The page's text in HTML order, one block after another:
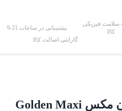
فیزیکی
کالا
پشتیبانی در ساعات 21-9
گارانتی اصالت کالا
شیر مو خاویار گلدن مکس Golden Maxi